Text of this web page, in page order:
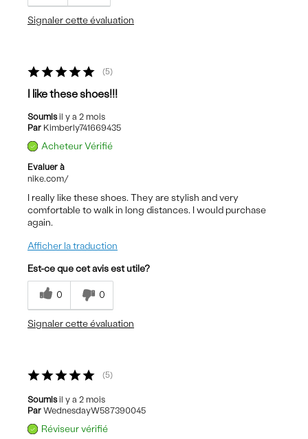
Signaler cette évaluation
5
I like these shoes!!!
Soumisil y a 2 mois
Par Kimberly741669435
Acheteur Vérifié
Evaluer à
nike.com/
I really like these shoes. They are stylish and very
comfortable to walk in long distances. I would purchase
again.
Afficher la traduction
Est-ce que cet avis est utile?
0 0
Signaler cette évaluation
5
Soumisil y a 2 mois
Par WednesdayW587390045
Réviseur vérifié